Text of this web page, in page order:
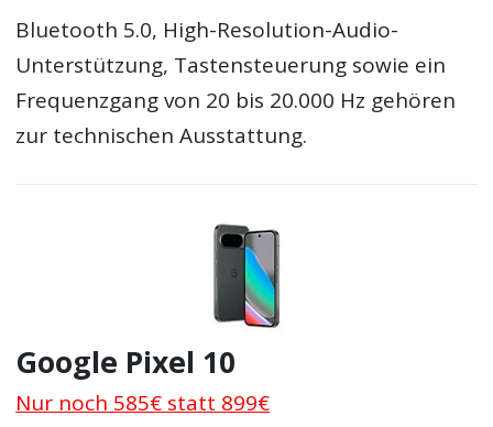
Bluetooth 5.0, High-Resolution-Audio-
Unterstützung, Tastensteuerung sowie ein
Frequenzgang von 20 bis 20.000 Hz gehören
zur technischen Ausstattung.
Google Pixel 10
Nur noch 585€ statt 899€